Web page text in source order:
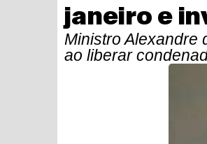
janeiro e
Ministro Alexandre
ao liberar